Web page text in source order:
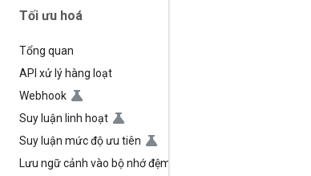
Tối ưu hoá
Tổng quan
API xử lý hàng loạt
Webhook
Suy luận linh hoạt
Suy luận mức độ ưu tiên
Lưu ngữ cảnh vào bộ nhớ đệm